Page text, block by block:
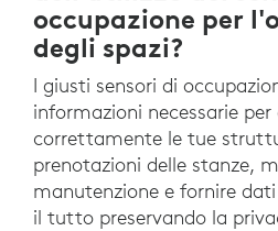
occupazione per
degli spazi?
I giusti sensori di
informazioni necessarie
correttamente le tue
prenotazioni delle stanze,
manutenzione e fornire
il tutto preservando la